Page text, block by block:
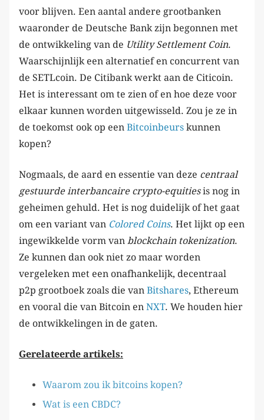
voor blijven. Een aantal andere grootbanken
waaronder de Deutsche Bank zijn begonnen met
de ontwikkeling van de Utility Settlement Coin.
Waarschijnlijk een alternatief en concurrent van
de SETLcoin. De Citibank werkt aan de Citicoin.
Het is interessant om te zien of en hoe deze voor
elkaar kunnen worden uitgewisseld. Zou je ze in
de toekomst ook op een Bitcoinbeurs kunnen
kopen?
Nogmaals, de aard en essentie van deze centraal
gestuurde interbancaire crypto-equitiesis nog in
geheimen gehuld. Het is nog duidelijk of het gaat
om een variant van Colored Coins. Het lijkt op een
ingewikkelde vorm van blockchain tokenization.
Ze kunnen dan ook niet zo maar worden
vergeleken met een onafhankelijk, decentraal
p2p grootboek zoals die van Bitshares, Ethereum
en vooral die van Bitcoin en NXT. We houden hier
de ontwikkelingen in de gaten.
Gerelateerde artikels:
Waarom zou ik bitcoins kopen?
Wat is een CBDC?